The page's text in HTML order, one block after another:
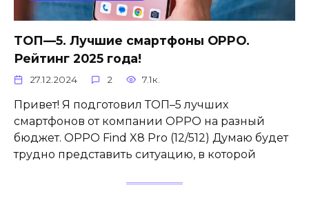
ТОП—5. Лучшие смартфоны OPPO.
Рейтинг 2025 года!
27.12.2024 2 7.1к.
Привет! Я подготовил ТОП–5 лучших
смартфонов от компании OPPO на разный
бюджет. OPPO Find X8 Pro (12/512) Думаю будет
трудно представить ситуацию, в которой